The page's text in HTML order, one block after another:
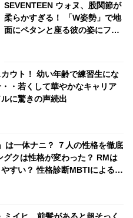
SEVENTEEN ウォヌ、股関節が
柔らかすぎる！ 「W姿勢」で地
面にペタンと座る彼の姿にファ
ウト！ 幼い年齢で練習生にな
・若くして華やかなキャリア
に驚きの声続出
は一体ナニ？ ７人の性格を徹底
グクは性格が変わった？ RMは
すい？ 性格診断MBTIによる結
ミイヒ、前髪があると超そっく